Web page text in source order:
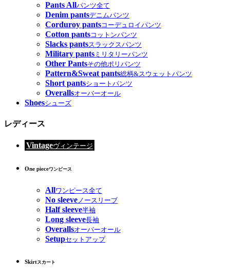
Pants Allパンツ全て
Denim pantsデニムパンツ
Corduroy pantsコーデュロイパンツ
Cotton pantsコットンパンツ
Slacks pantsスラックスパンツ
Military pants ミリタリーパンツ
Other Pantsその他ポリパンツ
Pattern&Sweat pants総柄&スウェットパンツ
Short pantsショートパンツ
Overallsオーバーオール
Shoesシューズ
レディース
Vintageヴィンテージ
One pieceワンピース
Allワンピース全て
No sleeve ノースリーブ
Half sleeve半袖
Long sleeve長袖
Overallsオーバーオール
Setupセットアップ
Skirtスカート